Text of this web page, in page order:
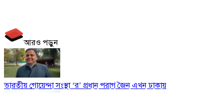
আরও পড়ুন
ভারতীয় গোয়েন্দা সংস্থা ‘র’ প্রধান পরাগ জৈন এখন ঢাকায়